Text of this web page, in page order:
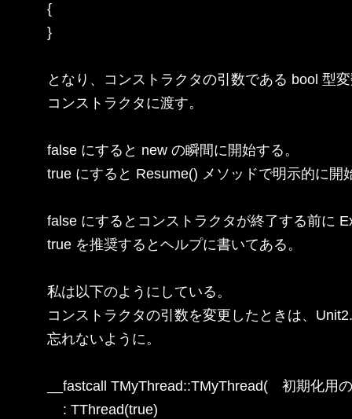
{
}
となり、コンストラクタの引数である bool 型
コンストラクタに渡す。
false にすると new の瞬間に開始する。
true にすると Resume() メソッドで明示的に開
false にするとコンストラクタが終了する前に
true を推奨するとヘルプに書いてある。
私は以下のようにしている。
コンストラクタの引数を変更したときは、
忘れないように。
__fastcall TMyThread::TMyThread(　初期化用
    : TThread(true)